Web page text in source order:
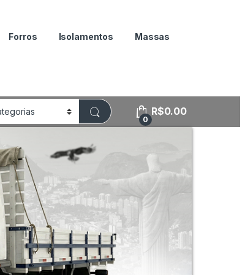
Forros Isolamentos Massas
0
R$0.00